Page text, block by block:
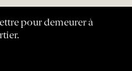
pour demeurer à